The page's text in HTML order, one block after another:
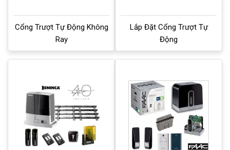
Cổng Trượt Tự Động Không
Ray
Lắp Đặt Cổng Trượt Tự
Động